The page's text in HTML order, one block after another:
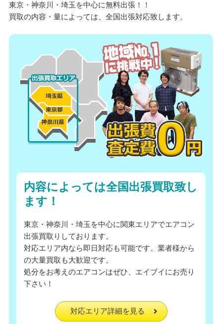
東京・神奈川・埼玉を中心に無料出張！！
買取の内容・量によっては、全国出張対応致します。
内容によっては全国出張買取致し
ます！
東京・神奈川・埼玉を中心に関東エリアでエアコン
出張買取りしております。
対応エリア内なら即日対応も可能です。業者様から
の大量買取も大歓迎です。
処分をお考えのエアコンはぜひ、エイブイにお売り
下さい！
対応エリア詳細を見る